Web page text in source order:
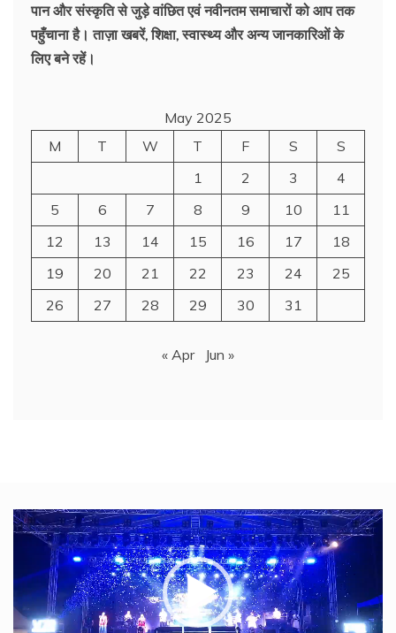
पान और संस्कृति से जुड़े वांछित एवं नवीनतम समाचारों को आप तक
पहुँचाना है। ताज़ा खबरें, शिक्षा, स्वास्थ्य और अन्य जानकारिओं के
लिए बने रहें।
May 2025
M
T W T F S
S
1
2 3
4
5
6 7 8 9 10
11
12
13 14 15 16 17
18
19
20 21 22 23 24
25
26
27 28 29 30 31
« Apr Jun »
Video
Player